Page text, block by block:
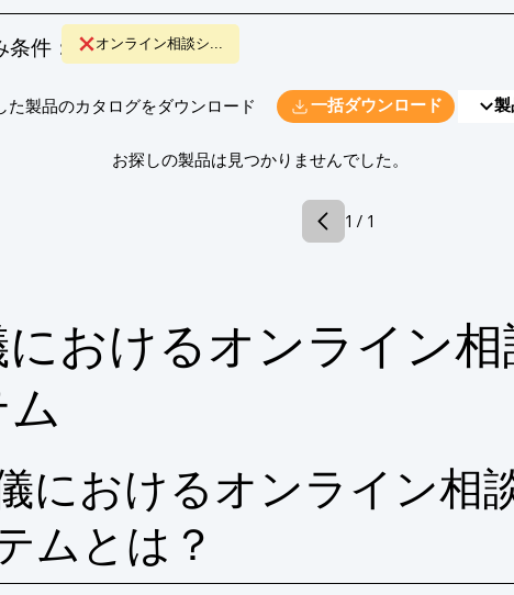
件： オンライン相談シ...
た製品のカタログをダウンロード 一括ダウンロード 製
​お探しの製品は見つかりませんでした。
1 / 1
おけるオンライン相
におけるオンライン相
ムとは？